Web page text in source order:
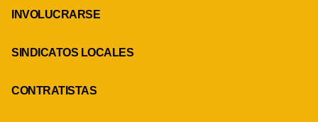
INVOLUCRARSE
SINDICATOS LOCALES
CONTRATISTAS